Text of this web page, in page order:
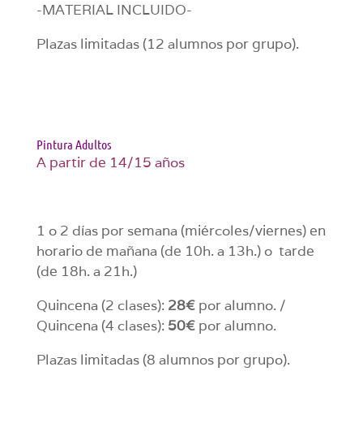
-MATERIAL INCLUIDO-
Plazas limitadas (12 alumnos por grupo).
Pintura Adultos
A partir de 14/15 años
1 o 2 días por semana (miércoles/viernes) en
horario de mañana (de 10h. a 13h.) o tarde
(de 18h. a 21h.)
Quincena (2 clases): 28€por alumno. /
Quincena (4 clases): 50€ por alumno.
Plazas limitadas (8 alumnos por grupo).